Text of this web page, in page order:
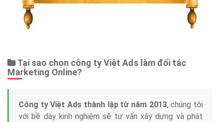
Tại sao chọn công ty Việt Ads làm đối tác
Marketing Online?
Công ty Việt Ads thành lập từ năm 2013, chúng tôi
với bề dày kinh nghiệm sẽ tư vấn xây dựng và phát